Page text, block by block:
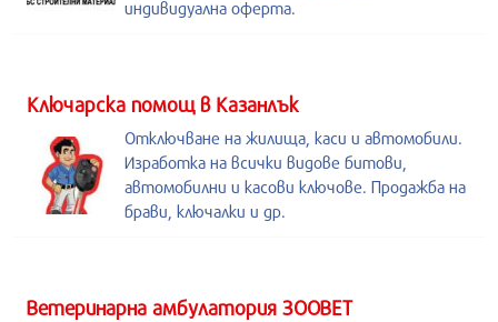
индивидуална оферта.
Kлючарска помощ в Казанлък
Отключване на жилища, каси и автомобили.
Изработка на всички видове битови,
автомобилни и касови ключове. Продажба на
брави, ключалки и др.
Ветеринарна амбулатория ЗООВЕТ